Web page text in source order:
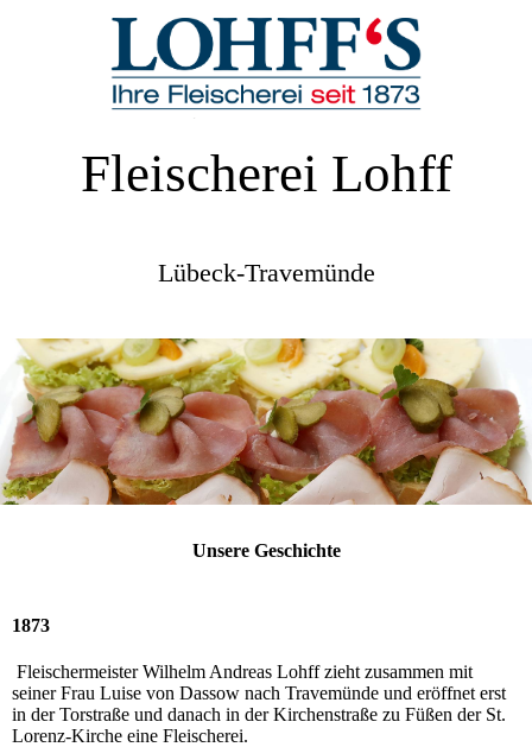
Fleischerei Lohff
Lübeck-Travemünde
Unsere Geschichte
1873
Fleischermeister Wilhelm Andreas Lohff zieht zusammen mit
seiner Frau Luise von Dassow nach Travemünde und eröffnet erst
in der Torstraße und danach in der Kirchenstraße zu Füßen der St.
Lorenz-Kirche eine Fleischerei.